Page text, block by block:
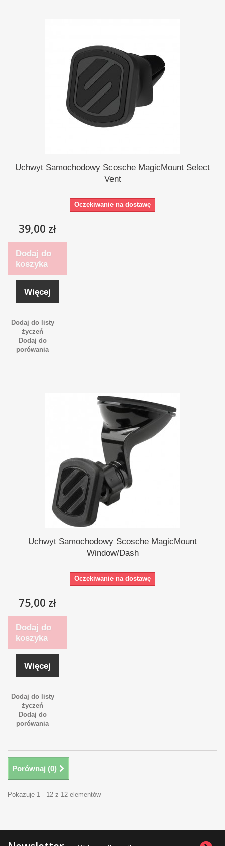
Uchwyt Samochodowy Scosche MagicMount Select
Vent
Oczekiwanie na dostawę
39,00 zł
Dodaj do
koszyka
Więcej
Dodaj do listy
życzeń
Dodaj do
porówania
Uchwyt Samochodowy Scosche MagicMount
Window/Dash
Oczekiwanie na dostawę
75,00 zł
Dodaj do
koszyka
Więcej
Dodaj do listy
życzeń
Dodaj do
porówania
Porównaj (0)
Pokazuje 1 - 12 z 12 elementów